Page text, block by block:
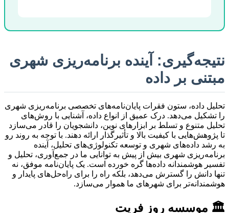
نتیجه‌گیری: آینده برنامه‌ریزی شهری
مبتنی بر داده
تحلیل داده، ستون فقرات پایان‌نامه‌های تخصصی برنامه‌ریزی شهری
را تشکیل می‌دهد. درک عمیق از انواع داده، آشنایی با روش‌های
تحلیل متنوع و تسلط بر ابزارهای نوین، دانشجویان را قادر می‌سازد
تا پژوهش‌هایی با کیفیت بالا و تأثیرگذار ارائه دهند. با توجه به روند رو
به رشد داده‌های شهری و توسعه تکنولوژی‌های تحلیل، آینده
برنامه‌ریزی شهری بیش از پیش به توانایی ما در جمع‌آوری، تحلیل و
تفسیر هوشمندانه داده‌ها گره خورده است. یک پایان‌نامه موفق، نه
تنها دانش را گسترش می‌دهد، بلکه راه را برای راه‌حل‌های پایدار و
هوشمندانه‌تر برای شهرهای ما هموار می‌سازد.
🏛 موسسه روز فریت